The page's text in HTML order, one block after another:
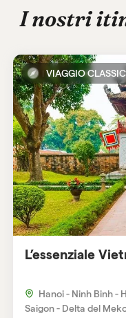
I nostri
VIAGGIO
L’essenziale
Hanoi - Ninh Binh -
Saigon - Delta del